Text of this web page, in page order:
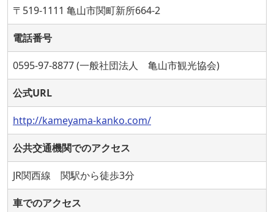
〒519-1111 亀山市関町新所664-2
電話番号
0595-97-8877 (一般社団法人 亀山市観光協会)
公式URL
http://kameyama-kanko.com/
公共交通機関でのアクセス
JR関西線 関駅から徒歩3分
車でのアクセス